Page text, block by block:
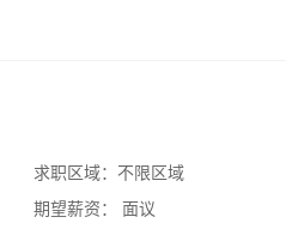
求职区域： 不限区域
期望薪资：
面议